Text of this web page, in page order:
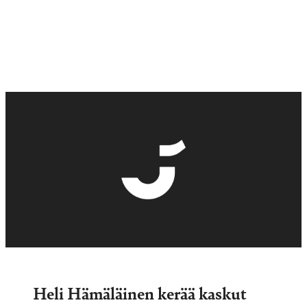
Heli Hämäläinen kerää kaskut